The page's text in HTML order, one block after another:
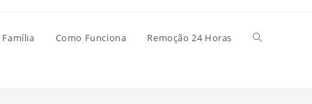
Família Como Funciona Remoção 24 Horas Alternar